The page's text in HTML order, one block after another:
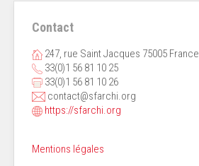
Contact
247, rue Saint Jacques 75005 France
33(0)1 56 81 10 25
33(0)1 56 81 10 26
contact@sfarchi.org
https://sfarchi.org
Mentions légales